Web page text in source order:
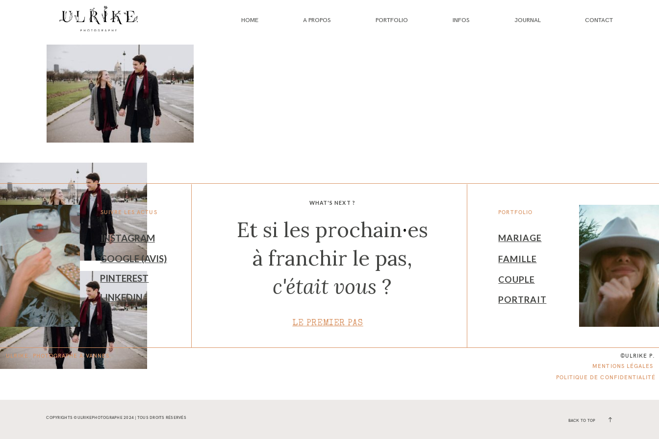
HOME A PROPOS PORTFOLIO INFOS JOURNAL CONTACT
WHAT'S NEXT ?
PORTFOLIO
SUIVRE LES ACTUS
Et si les prochain·es
à franchir le pas,
c'était vous ?
MARIAGE
INSTAGRAM
GOOGLE (AVIS)
FAMILLE
PINTEREST COUPLE
LINKEDIN PORTRAIT
LE PREMIER PAS
©ULRIKE P.
ULRIKE. PHOTOGRAPHE ÀVANNES.
MENTIONS LÉGALES
POLITIQUE DE CONFIDENTIALITÉ
COPYRIGHTS ©ULRIKEPHOTOGRAPHE 2024 | TOUS DROITS RÉSERVÉS
BACK TO TOP